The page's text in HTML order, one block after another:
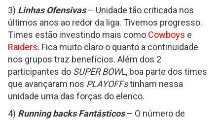
3) Linhas Ofensivas– Unidade tão criticada nos
últimos anos ao redor da liga. Tivemos progresso.
Times estão investindo mais como Cowboys e
Raiders. Fica muito claro o quanto a continuidade
nos grupos traz benefícios. Além dos 2
participantes do SUPER BOWL, boa parte dos times
que avançaram nos PLAYOFFstinham nessa
unidade uma das forças do elenco.
4) Running backs Fantásticos– O número de